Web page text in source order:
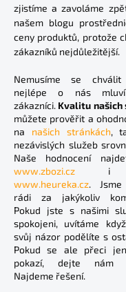
zjistíme a zavoláme
našem blogu
ceny produktů, protože
zákazníků nejdůležitější.
Nemusíme se chválit
nejlépe o nás
zákazníci. Kvalitu našich
můžete prověřit a
na našich stránkách,
nezávislých služeb
Naše hodnocení
www.zbozi.cz i
www.heureka.cz.
rádi za jakýkoliv
Pokud jste s našimi
spokojeni, uvítáme
svůj názor podělíte s
Pokud se ale přeci
pokazí, dejte nám
Najdeme řešení.